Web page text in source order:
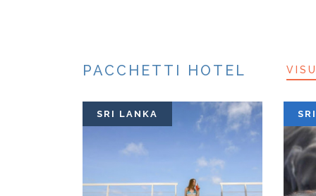
PACCHETTI HOTEL
SRI LANKA